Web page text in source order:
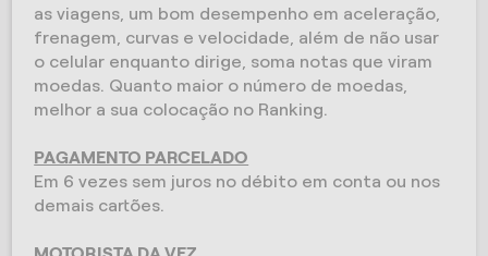
as viagens, um bom desempenho em aceleração,
frenagem, curvas e velocidade, além de não usar
o celular enquanto dirige, soma notas que viram
moedas. Quanto maior o número de moedas,
melhor a sua colocação no Ranking.
PAGAMENTO PARCELADO
Em 6 vezes sem juros no débito em conta ou nos
demais cartões.